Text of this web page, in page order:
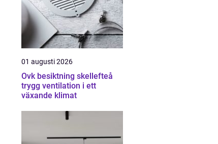
01 augusti 2026
Ovk besiktning skellefteå
trygg ventilation i ett
växande klimat